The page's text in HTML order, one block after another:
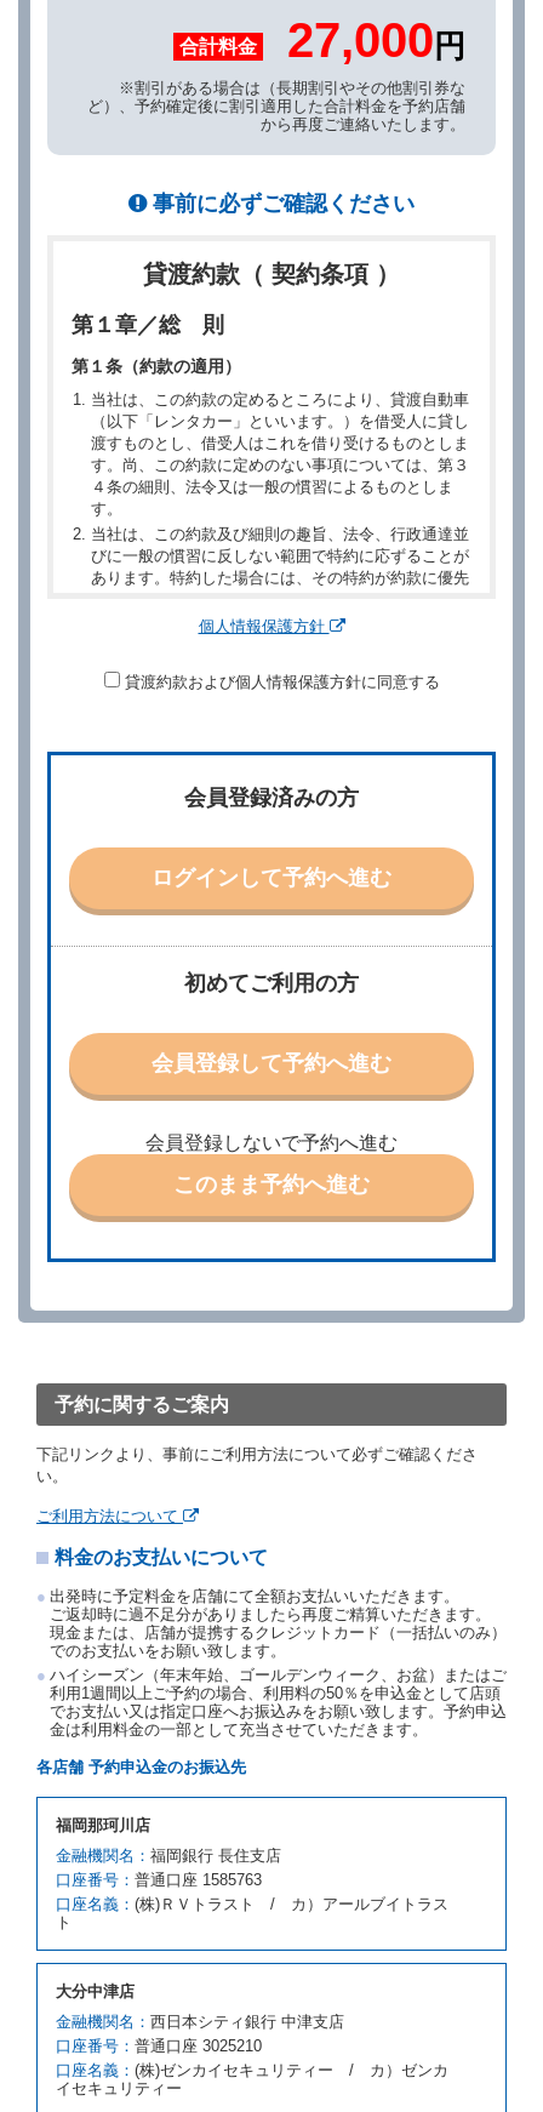
合計料金 27,000 円
※割引がある場合は（長期割引やその他割引券な
ど）、予約確定後に割引適用した合計料金を予約店舗
から再度ご連絡いたします。
事前に必ずご確認ください
貸渡約款（ 契約条項 ）
第１章／総 則
第１条（約款の適用）
当社は、この約款の定めるところにより、貸渡自動車
（以下「レンタカー」といいます。）を借受人に貸し
渡すものとし、借受人はこれを借り受けるものとしま
す。尚、この約款に定めのない事項については、第３
４条の細則、法令又は一般の慣習によるものとしま
す。
当社は、この約款及び細則の趣旨、法令、行政通達並
びに一般の慣習に反しない範囲で特約に応ずることが
あります。特約した場合には、その特約が約款に優先
第２条（予約の申込み）
所、運転者、チャイルドシート等付属品の要否、その
他の借受条件（以下「借受条件」といいます。）を明
社は、電話連絡並びに電子メールによる予約に応じま
すが、予約内容と実際に相違があった場合でも当社は
責任を負わないものとします。
当社は、借受人から予約の申込みがあったときは、原
特に認める場合を除き、別に定める予約申込金を支払
第３条（予約の変更）
借受人は、前条第１項の借受条件を変更しようとする
ときは、あらかじめ当社の承諾を受けなければならな
第４条（予約の取消し等）
借受人は、別に定める方法により予約を取り消すこと
前２項の場合、借受人は、別に定めるところにより予
約申込金を借受人に返還するものとします。
当社の都合により、予約が取り消されたとき、又は貸
約申込金を返還するものとします。
渡契約が締結されなかったときは、予約は取り消され
たものとします。この場合、当社は受領済の予約申込
金を返還するものとします。
第５条（代替レンタカー）
当社は、借受人から予約のあった車種クラスのレンタ
カーを貸し渡すことができないときは、予約と異なる
車種クラスのレンタカー（以下「代替レンタカー」と
いいます。）の貸渡しを申し入れることができるもの
とします。
クラスを除き予約時と同一の借受条件でレンタカー提
お、代替レンタカーの貸渡料金が予約された車種クラ
スの貸渡料金より高くなるときは、予約した車種クラ
スの貸渡料金によるものとし、予約された車種クラス
の貸渡料金より低くなるときは、当該代替レンタカー
の車種クラスの貸渡料金によるものとします。
を拒絶し、予約を取り消すことができるものとしま
す。
前項の場合、第１項の貸渡しをすることができない原
因が、当社の責に帰する事由によるときには第４条第
４項の予約の取消しとして取り扱い、当社は受領済の
予約申込金を返還するものとします。
第３項の場合、第１項の貸渡しをすることができない
個人情報保護方針
貸渡約款および個人情報保護方針に同意する
初めてご利用の方
会員登録して予約へ進む
会員登録しないで予約へ進む
このまま予約へ進む
会員登録済みの方
ログインして予約へ進む
予約に関するご案内
下記リンクより、事前にご利用方法について必ずご確認くださ
い。
ご利用方法について
料金のお支払いについて
出発時に予定料金を店舗にて全額お支払いいただきます。
ご返却時に過不足分がありましたら再度ご精算いただきます。
現金または、店舗が提携するクレジットカード（一括払いのみ）
でのお支払いをお願い致します。
ハイシーズン（年末年始、ゴールデンウィーク、お盆）またはご
利用1週間以上ご予約の場合、利用料の50％を申込金として店頭
でお支払い又は指定口座へお振込みをお願い致します。予約申込
金は利用料金の一部として充当させていただきます。
各店舗 予約申込金のお振込先
福岡那珂川店
金融機関名： 福岡銀行 長住支店
口座番号： 普通口座 1585763
口座名義： (株)ＲＶトラスト / カ）アールブイトラス
ト
大分中津店
金融機関名： 西日本シティ銀行 中津支店
口座番号： 普通口座 3025210
口座名義： (株)ゼンカイセキュリティー / カ）ゼンカ
イセキュリティー